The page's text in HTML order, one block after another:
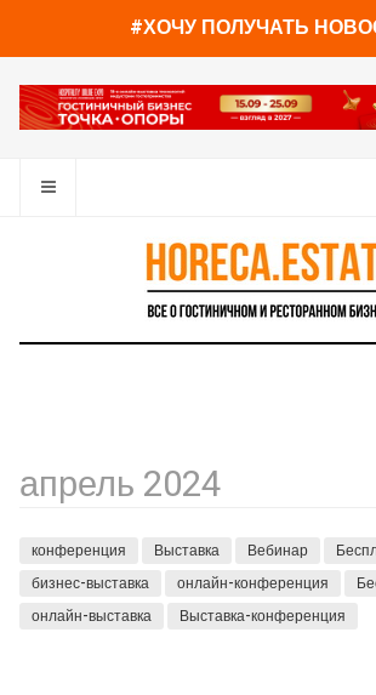
#ХОЧУ ПОЛУЧАТЬ
апрель 2024
конференция Выставка Вебинар
бизнес-выставка
онлайн-конференция
онлайн-выставка
Выставка-конференция